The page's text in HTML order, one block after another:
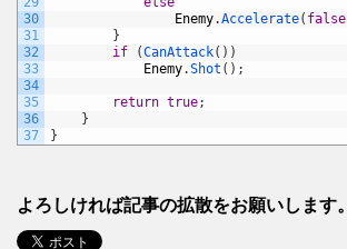
30
31
32
33
34
35
36
37
Enemy.Accelerate( false
}
if
(CanAttack( ) )
Enemy.Shot ( ) ;
return true;
}
}
よろしければ記事の拡散をお願いします。